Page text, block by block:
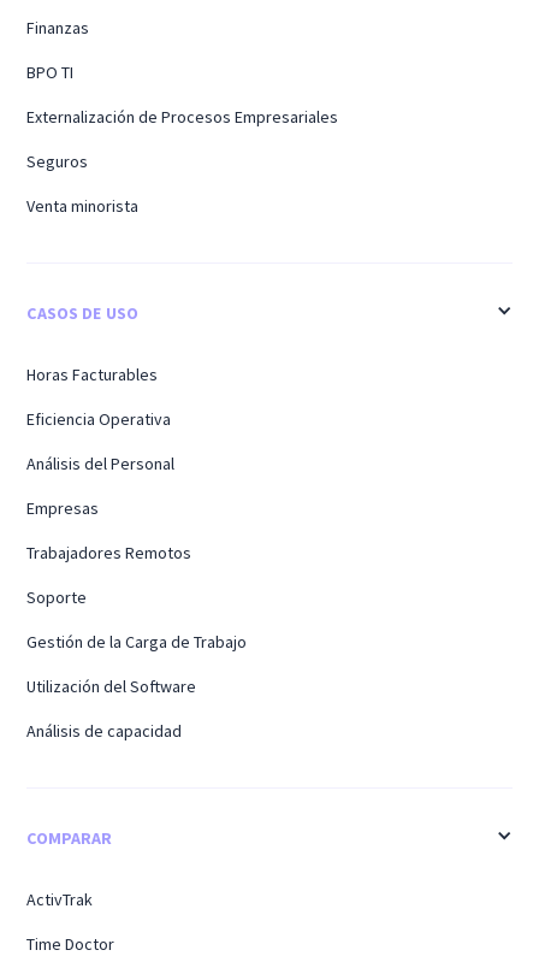
Finanzas
BPO TI
Externalización de Procesos Empresariales
Seguros
Venta minorista
CASOS DE USO
Horas Facturables
Eficiencia Operativa
Análisis del Personal
Empresas
Trabajadores Remotos
Soporte
Gestión de la Carga de Trabajo
Utilización del Software
Análisis de capacidad
COMPARAR
ActivTrak
Time Doctor